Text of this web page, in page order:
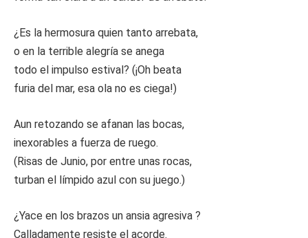
¿Es la hermosura quien tanto arrebata,
o en la terrible alegría se anega
todo el impulso estival? (¡Oh beata
furia del mar, esa ola no es ciega!)
Aun retozando se afanan las bocas,
inexorables a fuerza de ruego.
(Risas de Junio, por entre unas rocas,
turban el límpido azul con su juego.)
¿Yace en los brazos un ansia agresiva ?
Calladamente resiste el acorde.